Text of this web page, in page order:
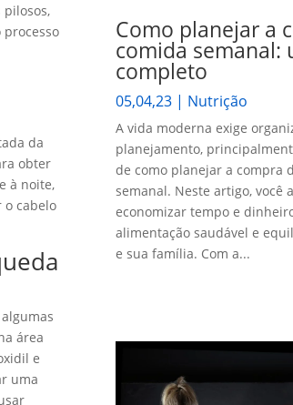
da
obter
à noite,
o cabelo
área
e
uma
Como planejar a
comida semanal:
completo
05,04,23| Nutrição
A vida moderna exige
planejamento,
de como planejar a compra
semanal. Neste artigo, você
economizar tempo e
alimentação saudável e
e sua família. Com a...